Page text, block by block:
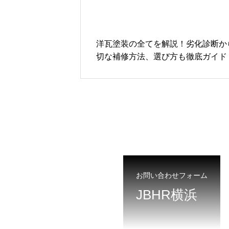
洋瓦塗装の全てを解説！劣化診断か
切な補修方法、選び方も徹底ガイド
お問い合わせフォーム
JBHR横浜